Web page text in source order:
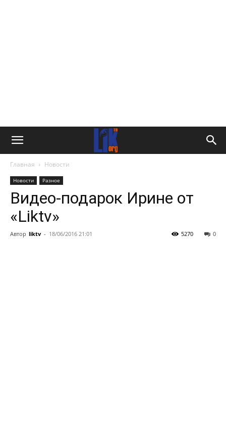
Главная Новости
Новости Разное
Видео-подарок Ирине от
«Liktv»
Автор liktv - 18/06/2016 21:01 0
5270